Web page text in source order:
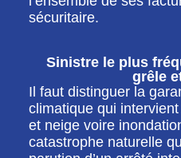
sécuritaire.
Sinistre le plus
grêle
Il faut distinguer la
climatique qui
et neige voire
catastrophe naturelle